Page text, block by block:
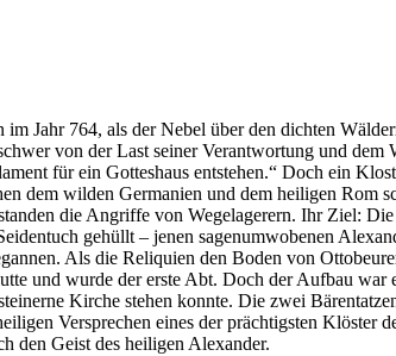
Jahr 764, als der Nebel über den dichten
von der Last seiner Verantwortung und dem
für ein Gotteshaus entstehen.“ Doch ein
dem wilden Germanien und dem heiligen Rom
die Angriffe von Wegelagerern. Ihr Ziel:
gehüllt – jenen sagenumwobenen
Als die Reliquien den Boden von
und wurde der erste Abt. Doch der Aufbau
Kirche stehen konnte. Die zwei
Versprechen eines der prächtigsten Klöster
den Geist des heiligen Alexander.